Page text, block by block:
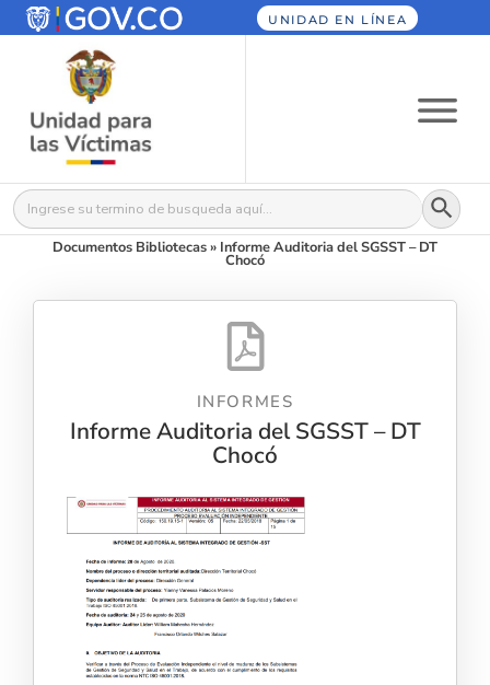
UNIDAD EN LÍNEA
Buscar: Botón
Documentos Bibliotecas» Informe Auditoria del SGSST – DT
Chocó
INFORMES
Informe Auditoria del SGSST – DT
Chocó